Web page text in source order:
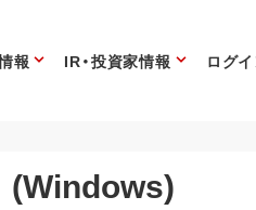
報 IR・投資家情報 ログ
(Windows)